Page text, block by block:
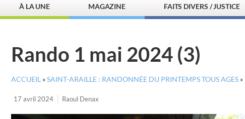
À LA UNE MAGAZINE FAITS DIVERS / JUSTICE
Rando 1 mai 2024 (3)
ACCUEIL »SAINT-ARAILLE : RANDONNÉE DU PRINTEMPS TOUS AGES »
17 avril 2024 Raoul Denax